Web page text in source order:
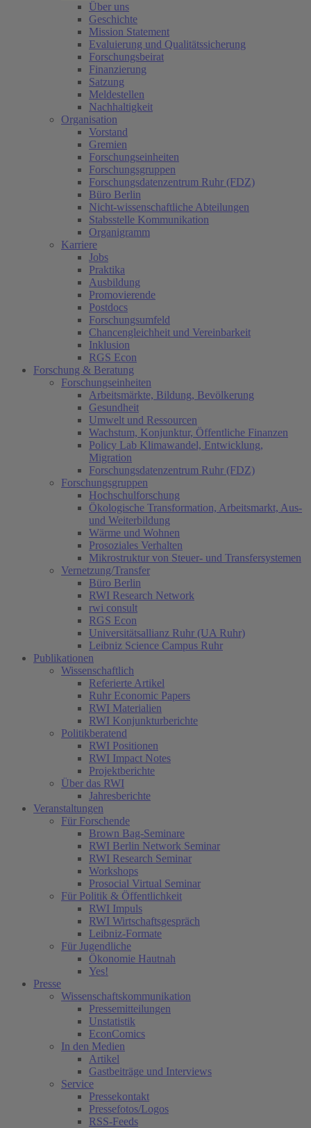
Über uns
Geschichte
Mission Statement
Evaluierung und Qualitätssicherung
Forschungsbeirat
Finanzierung
Satzung
Meldestellen
Nachhaltigkeit
Organisation
Vorstand
Gremien
Forschungseinheiten
Forschungsgruppen
Forschungsdatenzentrum Ruhr (FDZ)
Büro Berlin
Nicht-wissenschaftliche Abteilungen
Stabsstelle Kommunikation
Organigramm
Karriere
Jobs
Praktika
Ausbildung
Promovierende
Postdocs
Forschungsumfeld
Chancengleichheit und Vereinbarkeit
Inklusion
RGS Econ
Forschung & Beratung
Forschungseinheiten
Arbeitsmärkte, Bildung, Bevölkerung
Gesundheit
Umwelt und Ressourcen
Wachstum, Konjunktur, Öffentliche Finanzen
Policy Lab Klimawandel, Entwicklung,
Migration
Forschungsdatenzentrum Ruhr (FDZ)
Forschungsgruppen
Hochschulforschung
Ökologische Transformation, Arbeitsmarkt, Aus-
und Weiterbildung
Wärme und Wohnen
Prosoziales Verhalten
Mikrostruktur von Steuer- und Transfersystemen
Vernetzung/Transfer
Büro Berlin
RWI Research Network
rwi consult
RGS Econ
Universitätsallianz Ruhr (UA Ruhr)
Leibniz Science Campus Ruhr
Publikationen
Wissenschaftlich
Referierte Artikel
Ruhr Economic Papers
RWI Materialien
RWI Konjunkturberichte
Politikberatend
RWI Positionen
RWI Impact Notes
Projektberichte
Über das RWI
Jahresberichte
Veranstaltungen
Für Forschende
Brown Bag-Seminare
RWI Berlin Network Seminar
RWI Research Seminar
Workshops
Prosocial Virtual Seminar
Für Politik & Öffentlichkeit
RWI Impuls
RWI Wirtschaftsgespräch
Leibniz-Formate
Für Jugendliche
Ökonomie Hautnah
Yes!
Presse
Wissenschaftskommunikation
Pressemitteilungen
Unstatistik
EconComics
In den Medien
Artikel
Gastbeiträge und Interviews
Service
Pressekontakt
Pressefotos/Logos
RSS-Feeds